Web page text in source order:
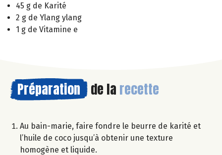
45 g de Karité
2 g de Ylang ylang
1 g de Vitamine e
Préparation de la recette
Au bain-marie, faire fondre le beurre de karité et
l’huile de coco jusqu’à obtenir une texture
homogène et liquide.